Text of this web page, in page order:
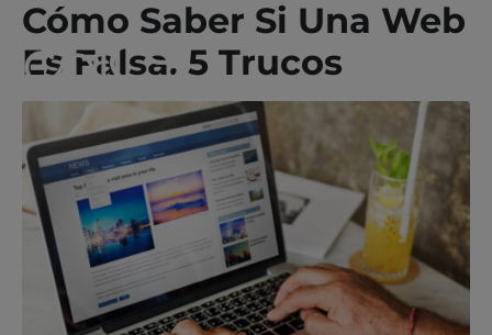
Cómo Saber Si Una Web
Es Falsa. 5 Trucos